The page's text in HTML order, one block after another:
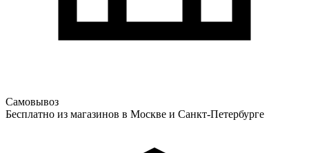
Самовывоз
Бесплатно из магазинов в Москве и Санкт-Петербурге